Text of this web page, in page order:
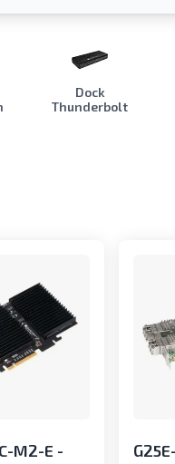
Dock
Thunderbolt
M2-E -